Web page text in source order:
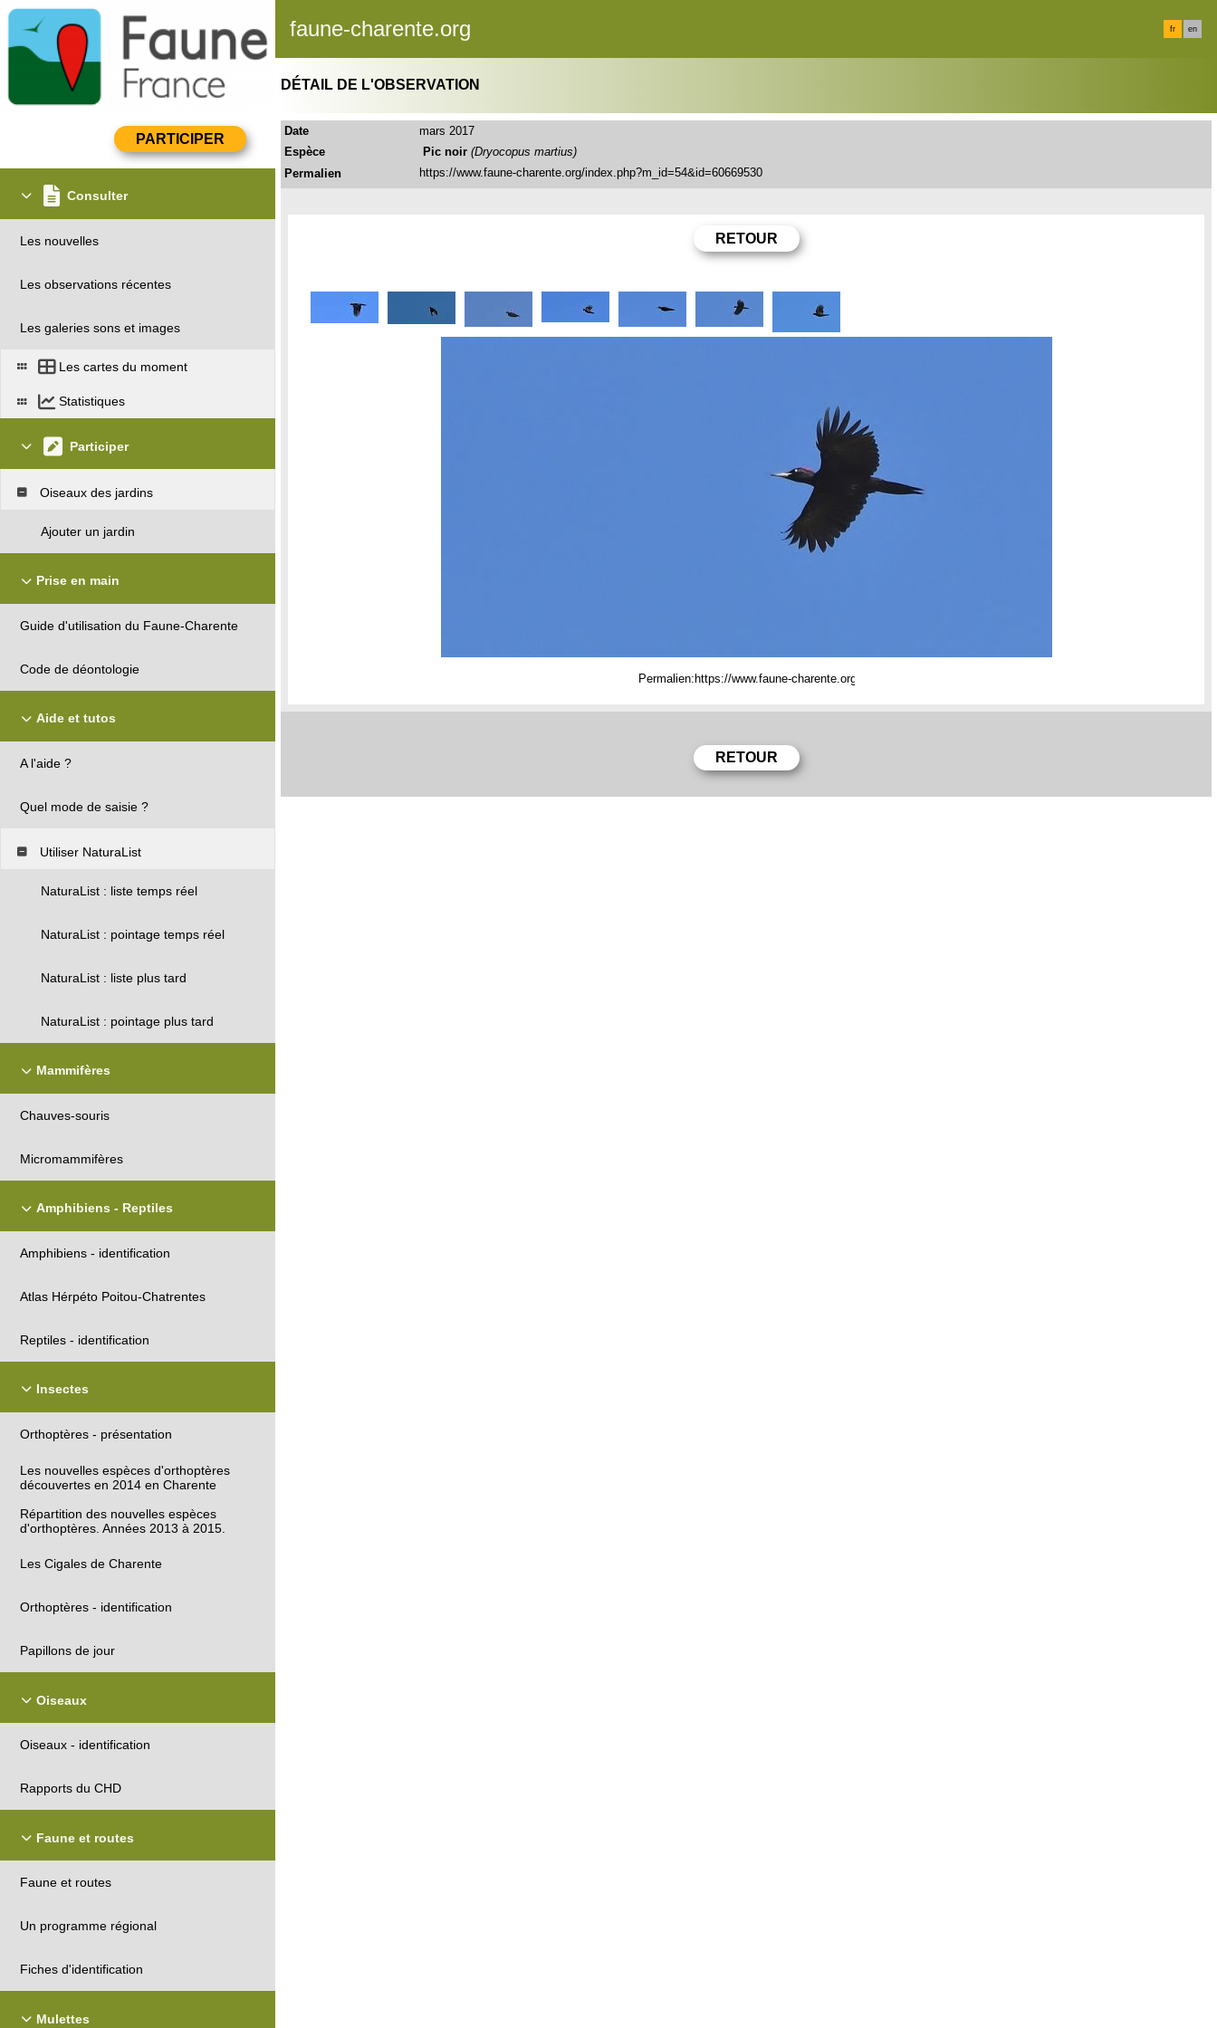
faune-charente.org fr en
Consulter
Les nouvelles
Les observations récentes
Les galeries sons et images
Les cartes du moment
Statistiques
Participer
Oiseaux des jardins
Ajouter un jardin
Prise en main
Guide d'utilisation du Faune-Charente
Code de déontologie
Aide et tutos
A l'aide ?
Quel mode de saisie ?
Utiliser NaturaList
NaturaList : liste temps réel
NaturaList : pointage temps réel
NaturaList : liste plus tard
NaturaList : pointage plus tard
Mammifères
Chauves-souris
Micromammifères
Amphibiens - Reptiles
Amphibiens - identification
Atlas Hérpéto Poitou-Chatrentes
Reptiles - identification
Insectes
Orthoptères - présentation
Les nouvelles espèces d'orthoptères
découvertes en 2014 en Charente
Répartition des nouvelles espèces
d'orthoptères. Années 2013 à 2015.
Les Cigales de Charente
Orthoptères - identification
Papillons de jour
Oiseaux
Oiseaux - identification
Rapports du CHD
Faune et routes
Faune et routes
Un programme régional
Fiches d'identification
Mulettes
DÉTAIL DE L'OBSERVATION
Date
mars 2017
Espèce
Pic noir (Dryocopus martius)
Permalien
Permalien: